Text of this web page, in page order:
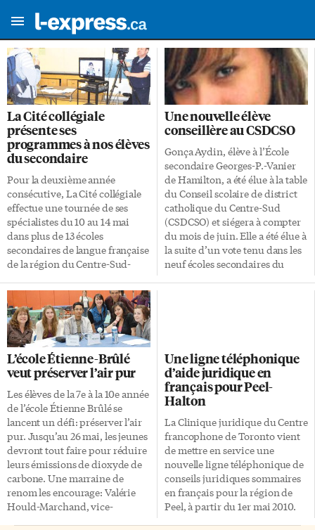
La Cité collégiale
présente ses
programmes à nos élèves
du secondaire
Pour la deuxième année
consécutive, La Cité collégiale
effectue une tournée de ses
spécialistes du 10 au 14 mai
dans plus de 13 écoles
secondaires de langue française
de la région du Centre-Sud-
ambassadeurs de La Cité
collégiale, professeurs,
étudiants et agents de liaison,
offrent aux élèves de 10e et de
11e année une occasion
d’explorer diverses carrières
reliées aux programmes
d’études collégiales. Cette
initiative permet aux élèves de
découvrir plusieurs des
quelque 45 programmes
d’études que La Cité collégiale
est la seule à offrir en français,
en Ontario. «Nous sommes très
heureux de présenter des
ateliers […]
Une nouvelle élève
conseillère au CSDCSO
Gonça Aydin, élève à l’École
secondaire Georges-P.-Vanier
de Hamilton, a été élue à la table
du Conseil scolaire de district
catholique du Centre-Sud
(CSDCSO) et siégera à compter
du mois de juin. Elle a été élue à
la suite d’un vote tenu dans les
neuf écoles secondaires du
tous les élèves qui ont voté et
exercé leur leadership en se
prononçant en faveur d’une
candidature», a déclaré […]
L’école Étienne-Brûlé
veut préserver l’air pur
Les élèves de la 7e à la 10e année
de l’école Étienne Brûlé se
lancent un défi: préserver l’air
pur. Jusqu’au 26 mai, les jeunes
devront tout faire pour réduire
leurs émissions de dioxyde de
carbone. Une marraine de
renom les encourage: Valérie
Hould-Marchand, vice-
Une ligne téléphonique
d’aide juridique en
français pour Peel-
Halton
La Clinique juridique du Centre
francophone de Toronto vient
de mettre en service une
nouvelle ligne téléphonique de
conseils juridiques sommaires
en français pour la région de
Peel, à partir du 1er mai 2010.